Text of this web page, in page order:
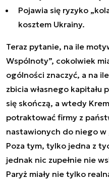
Pojawia się ryzyko
kosztem Ukrainy.
Teraz pytanie, na ile
Wspólnoty”, cokolwiek
ogólności znaczyć, a na
zbicia własnego
się skończą, a wtedy
potraktować firmy z
nastawionych do niego
Poza tym, tylko jedna z
jednak nic zupełnie nie
Paryż miały nie tylko